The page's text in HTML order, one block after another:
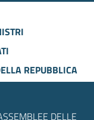
REPUBBLICA
DELLE